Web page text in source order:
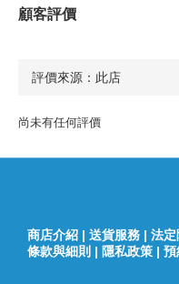
顧客評價
尚未有任何評價
商店介紹 | 送貨服務 | 法定
條款與細則 | 隱私政策 | 預